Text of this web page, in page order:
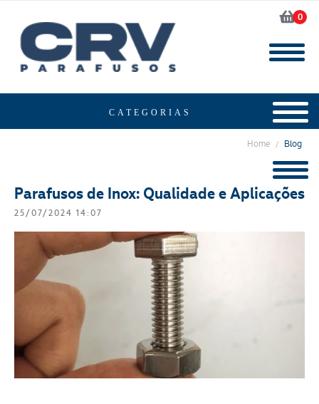
0
Home / Blog
Parafusos de Inox: Qualidade e Aplicações
25/07/2024 14:07
Segmento